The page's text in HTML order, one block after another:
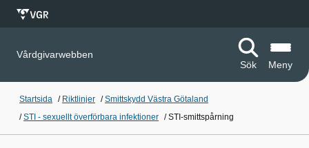
Vårdgivarwebben
Sök
Meny
Startsida / Riktlinjer /Smittskydd Västra Götaland
/STI - sexuellt överförbara infektioner /STI-smittspårning